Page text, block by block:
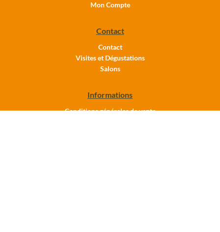
Mon Compte
Contact
Contact
Visites et Dégustations
Salons
Informations
Conditions générales de vente